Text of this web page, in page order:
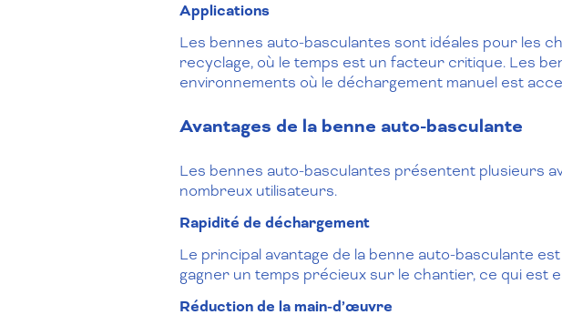
Applications
Les bennes auto-basculantes sont idéales pour les
recyclage, où le temps est un facteur critique. Les
environnements où le déchargement manuel est
Avantages de la benne auto-basculante
Les bennes auto-basculantes présentent plusieurs
nombreux utilisateurs.
Rapidité de déchargement
Le principal avantage de la benne auto-basculante
gagner un temps précieux sur le chantier, ce qui
Réduction de la main-d’œuvre